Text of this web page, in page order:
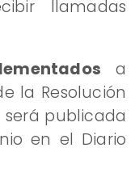
llamadas
a
la Resolución
será publicada
en el Diario